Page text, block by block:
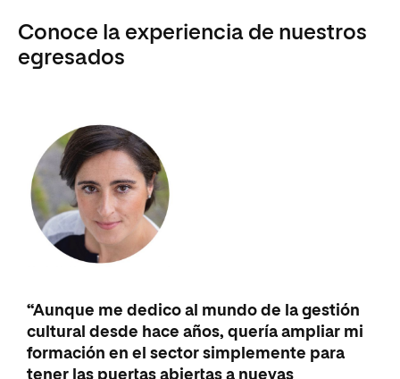
Conoce la experiencia de nuestros
egresados
“Aunque me dedico al mundo de la gestión
cultural desde hace años, quería ampliar mi
formación en el sector simplemente para
tener las puertas abiertas a nuevas